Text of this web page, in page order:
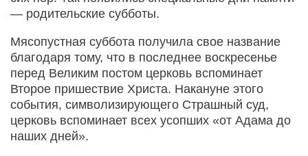
— родительские субботы.
Мясопустная суббота получила свое название
благодаря тому, что в последнее воскресенье
перед Великим постом церковь вспоминает
Второе пришествие Христа. Накануне этого
события, символизирующего Страшный суд,
церковь вспоминает всех усопших «от Адама до
наших дней».